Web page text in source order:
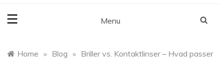
Menu
Home » Blog » Briller vs. Kontaktlinser – Hvad passer